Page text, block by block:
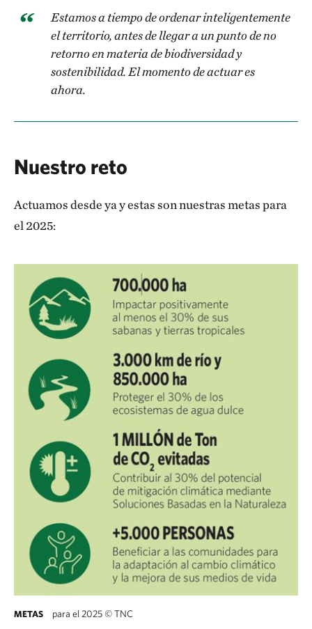
Estamos a tiempo de ordenar inteligentemente
el territorio, antes de llegar a un punto de no
retorno en materia de biodiversidad y
sostenibilidad. El momento de actuar es
ahora.
Nuestro reto
Actuamos desde ya y estas son nuestras metas para
el 2025:
METAS para el 2025©TNC